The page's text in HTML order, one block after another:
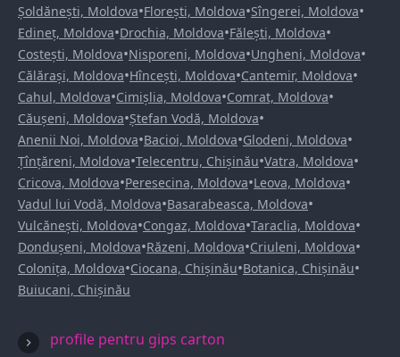
Șoldănești, Moldova•Florești, Moldova•Sîngerei, Moldova•
Edineț, Moldova•Drochia, Moldova•Fălești, Moldova•
Costești, Moldova•Nisporeni, Moldova•Ungheni, Moldova•
Călărași, Moldova•Hîncești, Moldova•Cantemir, Moldova•
Cahul, Moldova•Cimișlia, Moldova•Comrat, Moldova•
Căușeni, Moldova•Ștefan Vodă, Moldova•
Anenii Noi, Moldova•Bacioi, Moldova•Glodeni, Moldova•
Țînțăreni, Moldova•Telecentru, Chișinău•Vatra, Moldova•
Cricova, Moldova•Peresecina, Moldova•Leova, Moldova•
Vadul lui Vodă, Moldova•Basarabeasca, Moldova•
Vulcănești, Moldova•Congaz, Moldova•Taraclia, Moldova•
Dondușeni, Moldova•Răzeni, Moldova•Criuleni, Moldova•
Colonița, Moldova•Ciocana, Chișinău•Botanica, Chișinău•
Buiucani, Chișinău
profile pentru gips carton